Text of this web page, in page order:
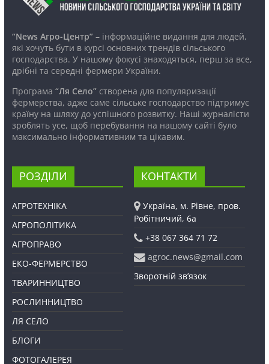
“News Агро-Центр”– інформаційне видання для людей,
які хочуть бути в курсі основних трендів сільського
господарства. У нашому фокусі знаходяться, перш за все,
дрібні та середні фермери України.
Програма “Ля Село”створена для популяризації
фермерства, адже саме сільське господарство підтримує
країну на шляху до успішного розвитку. Наші журналісти
зроблять усе, щоб перебування на нашому сайті було
максимально інформативним та цікавим.
РОЗДІЛИ
АГРОТЕХНІКА
АГРОПОЛІТИКА
АГРОПРАВО
ЕКО-ФЕРМЕРСТВО
ТВАРИННИЦТВО
РОСЛИННИЦТВО
ЛЯ СЕЛО
БЛОГИ
ФОТОГАЛЕРЕЯ
КОНТАКТИ
Україна, м. Рівне, пров.
Робітничий, 6а
+38 067 364 71 72
agroc.news@gmail.com
Зворотній зв’язок